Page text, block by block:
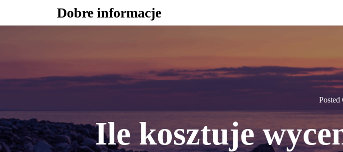
Dobre informacje
Posted
Ile kosztuje